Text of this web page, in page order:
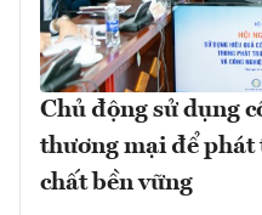
Chủ động sử dụng
thương mại để phát
chất bền vững